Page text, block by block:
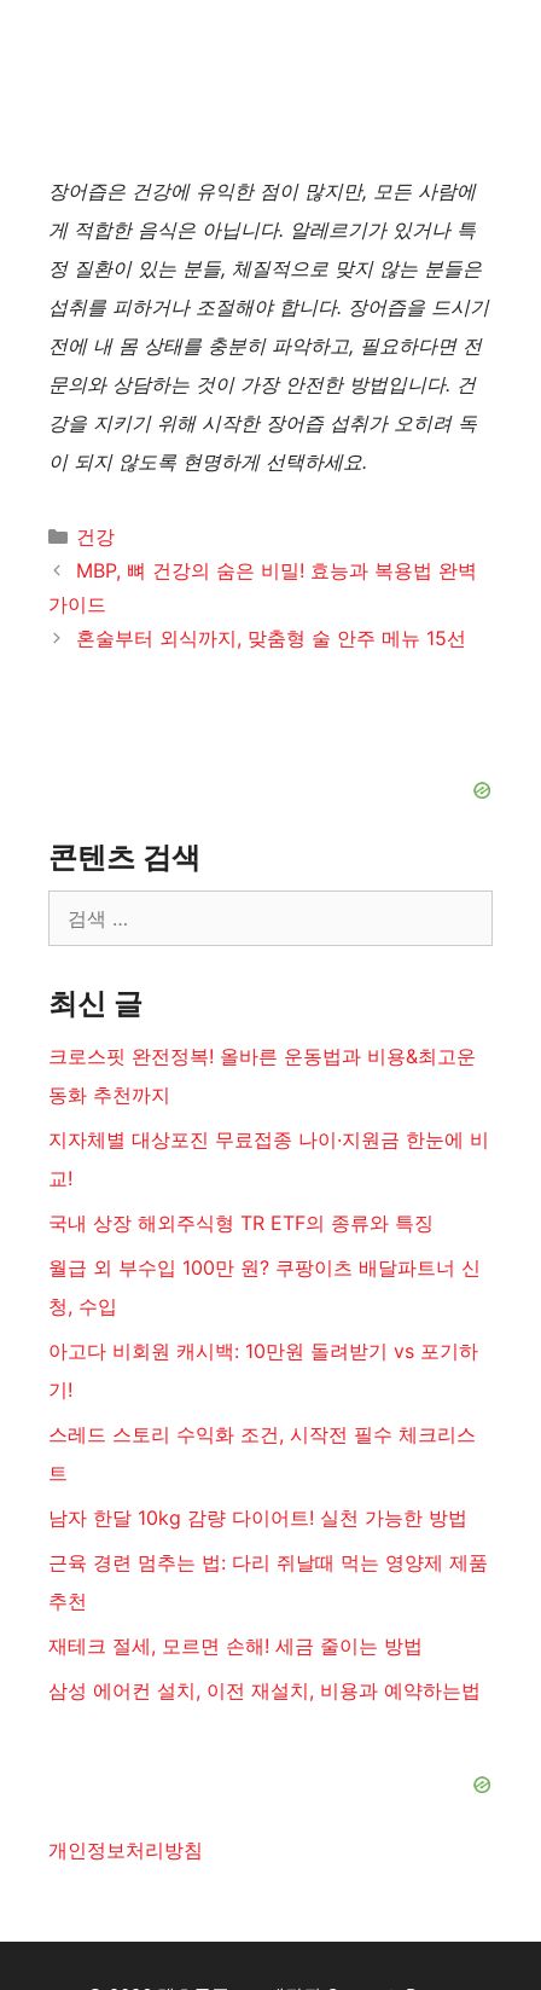
장어즙은 건강에 유익한 점이 많지만, 모든 사람에
게 적합한 음식은 아닙니다. 알레르기가 있거나 특
정 질환이 있는 분들, 체질적으로 맞지 않는 분들은
섭취를 피하거나 조절해야 합니다. 장어즙을 드시기
전에 내 몸 상태를 충분히 파악하고, 필요하다면 전
문의와 상담하는 것이 가장 안전한 방법입니다. 건
강을 지키기 위해 시작한 장어즙 섭취가 오히려 독
이 되지 않도록 현명하게 선택하세요.
카
테
리
건강
MBP, 뼈 건강의 숨은 비밀! 효능과 복용법 완벽
가이드
혼술부터 외식까지, 맞춤형 술 안주 메뉴 15선
콘텐츠 검색
색:
최신 글
크로스핏 완전정복! 올바른 운동법과 비용&최고운
동화 추천까지
지자체별 대상포진 무료접종 나이·지원금 한눈에 비
교!
국내 상장 해외주식형 TR ETF의 종류와 특징
월급 외 부수입 100만 원? 쿠팡이츠 배달파트너 신
청, 수입
아고다 비회원 캐시백: 10만원 돌려받기 vs 포기하
기!
스레드 스토리 수익화 조건, 시작전 필수 체크리스
트
남자 한달 10kg 감량 다이어트! 실천 가능한 방법
근육 경련 멈추는 법: 다리 쥐날때 먹는 영양제 제품
추천
재테크 절세, 모르면 손해! 세금 줄이는 방법
삼성 에어컨 설치, 이전 재설치, 비용과 예약하는법
개인정보처리방침